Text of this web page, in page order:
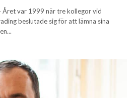
Året var 1999 när tre kollegor vid
beslutade sig för att lämna sina